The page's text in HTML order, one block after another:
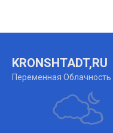
KRONSHTADT,RU
Переменная Облачность